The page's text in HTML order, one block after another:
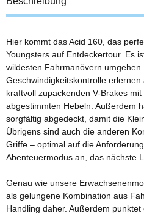
Hier kommt das Acid 160, das
Youngsters auf Entdeckertour. Es
wildesten Fahrmanövern
Geschwindigkeitskontrolle
kraftvoll zupackenden V-Brakes
abgestimmten Hebeln. Außerdem
sorgfältig abgedeckt, damit die
Übrigens sind auch die anderen
Griffe – optimal auf die
Abenteuermodus an, das nächste
Genau wie unsere
als gelungene Kombination aus
Handling daher. Außerdem punktet